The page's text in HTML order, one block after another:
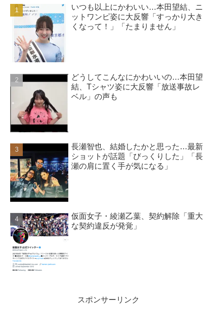
いつも以上にかわいい…本田望結、ニ
ットワンピ姿に大反響「すっかり大き
くなって！」「たまりません」
どうしてこんなにかわいいの…本田望
結、Tシャツ姿に大反響「放送事故レ
ベル」の声も
長瀬智也、結婚したかと思った…最新
ショットが話題「びっくりした」「長
瀬の肩に置く手が気になる」
仮面女子・綾瀬乙葉、契約解除「重大
な契約違反が発覚」
スポンサーリンク